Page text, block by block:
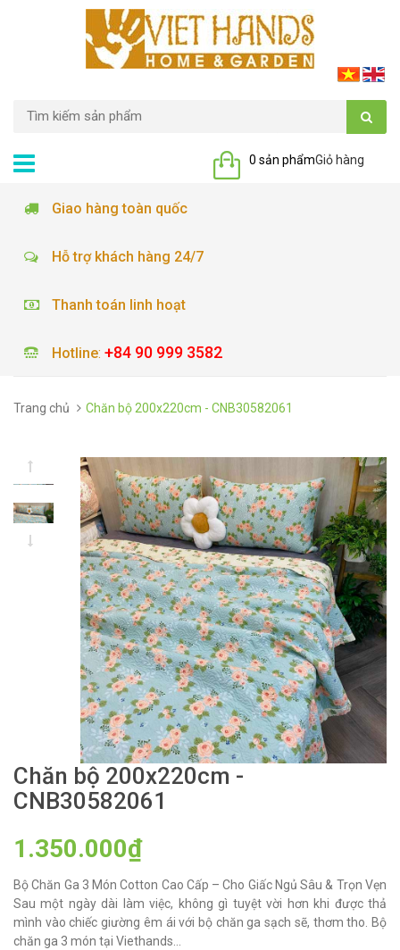
Giỏ hàng
0 sản phẩm
Giao hàng toàn quốc
Hỗ trợ khách hàng 24/7
Thanh toán linh hoạt
Hotline: +84 90 999 3582
Trang chủ Chăn bộ 200x220cm - CNB30582061
Chăn bộ 200x220cm -
CNB30582061
1.350.000₫
Bộ Chăn Ga 3 Món Cotton Cao Cấp – Cho Giấc Ngủ Sâu & Trọn Vẹn
Sau một ngày dài làm việc, không gì tuyệt vời hơn khi được thả
mình vào chiếc giường êm ái với bộ chăn ga sạch sẽ, thơm tho. Bộ
chăn ga 3 món tại Viethands...